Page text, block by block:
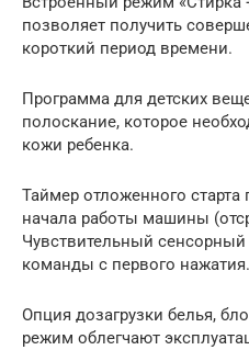
позволяет получить
короткий период времени.
Программа для детских
полоскание, которое
кожи ребенка.
Таймер отложенного
начала работы машины
Чувствительный сенсорный
команды с первого нажатия.
Опция дозагрузки белья,
режим облегчают